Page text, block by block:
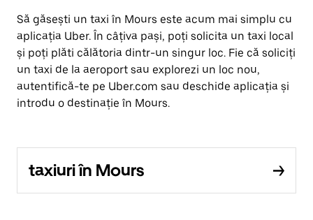
Să găsești un taxi în Mours este acum mai simplu cu
aplicația Uber. În câțiva pași, poți solicita un taxi local
și poți plăti călătoria dintr-un singur loc. Fie că soliciți
un taxi de la aeroport sau explorezi un loc nou,
autentifică-te pe Uber.com sau deschide aplicația și
introdu o destinație în Mours.
taxiuri în Mours